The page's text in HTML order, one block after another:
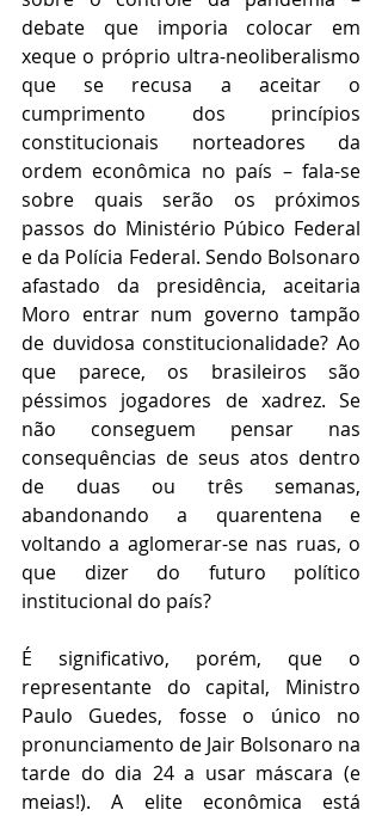
debate que imporia colocar em
xeque o próprio ultra-neoliberalismo
que se recusa a aceitar o
cumprimento dos princípios
constitucionais norteadores da
ordem econômica no país – fala-se
sobre quais serão os próximos
passos do Ministério Púbico Federal
e da Polícia Federal. Sendo Bolsonaro
afastado da presidência, aceitaria
Moro entrar num governo tampão
de duvidosa constitucionalidade? Ao
que parece, os brasileiros são
péssimos jogadores de xadrez. Se
não conseguem pensar nas
consequências de seus atos dentro
de duas ou três semanas,
abandonando a quarentena e
voltando a aglomerar-se nas ruas, o
que dizer do futuro político
institucional do país?
É significativo, porém, que o
representante do capital, Ministro
Paulo Guedes, fosse o único no
pronunciamento de Jair Bolsonaro na
tarde do dia 24 a usar máscara (e
meias!). A elite econômica está